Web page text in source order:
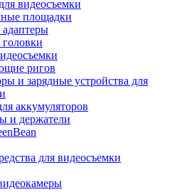
видеосъемки
площадки
ригов
и зарядные устройства для
аккумуляторов
и держатели
для видеосъемки